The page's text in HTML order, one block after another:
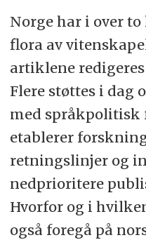
Norge har i over
flora av
artiklene
Flere støttes i dag
med språkpolitisk
etablerer
retningslinjer og
nedprioritere
Hvorfor og i
også foregå på